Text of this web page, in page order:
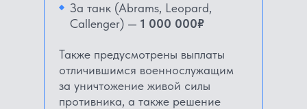
За танк (Abrams, Leopard,
Callenger) — 1 000 000₽
Также предусмотрены выплаты
отличившимся военнослужащим
за уничтожение живой силы
противника, а также решение